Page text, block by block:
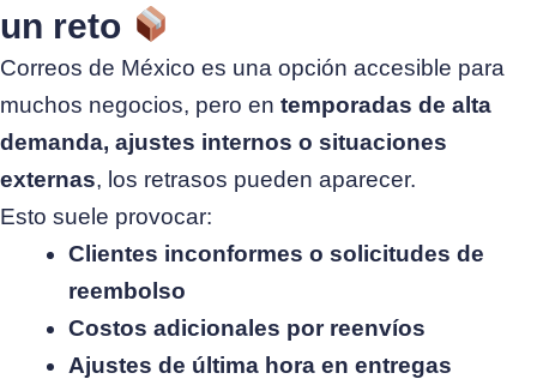
un reto
Correos de México es una opción accesible para
muchos negocios, pero en temporadas de alta
demanda, ajustes internos o situaciones
externas, los retrasos pueden aparecer.
Esto suele provocar:
Clientes inconformes o solicitudes de
reembolso
Costos adicionales por reenvíos
Ajustes de última hora en entregas